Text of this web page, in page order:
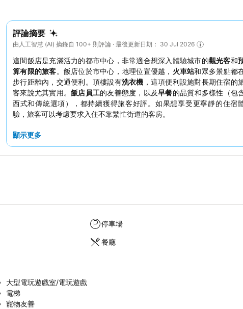
評論摘要
由人工智慧 (AI) 摘錄自 100+ 則評論 · 最後更新日期： 30 Jul 2026
這間飯店是充滿活力的都市中心，非常適合想深入體驗城市的觀光客和
算有限的旅客。飯店位於市中心，地理位置優越， 火車站和眾多景點都
步行距離內，交通便利。頂樓設有洗衣機 ，這項便利設施對長期住宿的
客來說尤其實用。飯店員工的友善態度，以及早餐的品質和多樣性（包
西式和傳統選項），都持續獲得旅客好評。如果想享受更寧靜的住宿
驗，旅客可以考慮要求入住不靠繁忙街道的客房。
顯示更多
停車場
餐廳
大型電玩遊戲室/電玩遊戲
電梯
寵物友善